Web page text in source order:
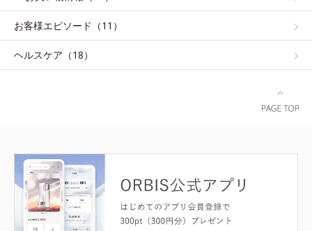
お客様エピソード（11）
ヘルスケア（18）